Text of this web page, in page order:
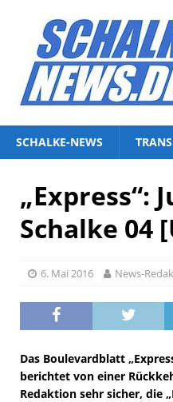
SCHALKE-NEWS
„Express“:
Schalke 04
6. Mai 2016 News-
Das Boulevardblatt
berichtet von einer
Redaktion sehr sicher, die